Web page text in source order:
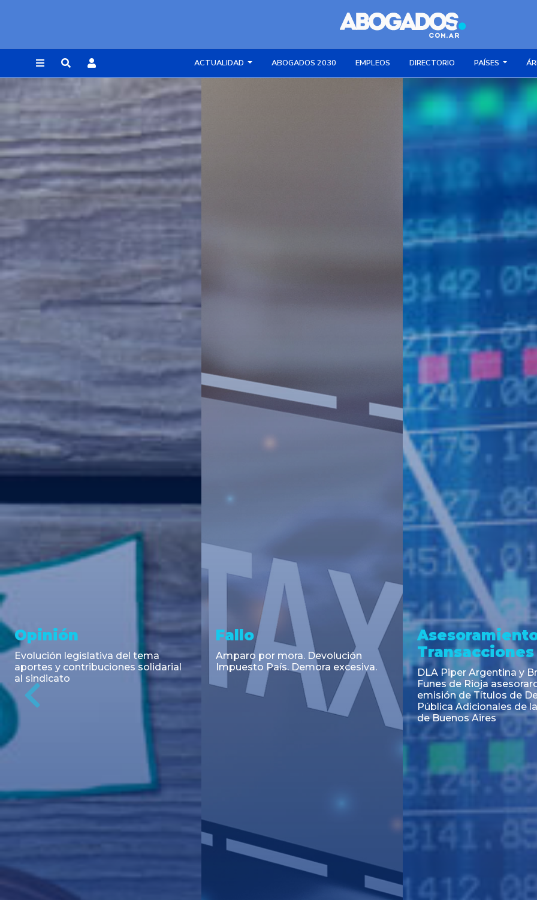
ACTUALIDAD ABOGADOS 2030 EMPLEOS DIRECTORIO PAÍSES
REGISTRARSE
Asesoramiento y
Transacciones
Co-Emisión de Obligaciones
Negociables por US$400.000.000
de Petroquímica Comodoro
Rivadavia S.A. y Luz de Tres Picos
Noticia
Cambios en el Código Alimentario
Argentino: simplifican trámites
para la importación de aditivos,
coadyuvantes e ingredientes
alimentarios y unifican autoridad
Noticia
CNV: Criterio
colocaciones primarias
Previous